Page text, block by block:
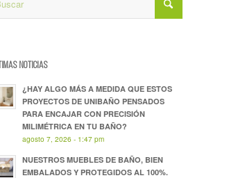
NOTICIAS
¿HAY ALGO MÁS A MEDIDA QUE ESTOS
PROYECTOS DE UNIBAÑO PENSADOS
PARA ENCAJAR CON PRECISIÓN
MILIMÉTRICA EN TU BAÑO?
agosto 7, 2026 - 1:47 pm
NUESTROS MUEBLES DE BAÑO, BIEN
EMBALADOS Y PROTEGIDOS AL 100%.